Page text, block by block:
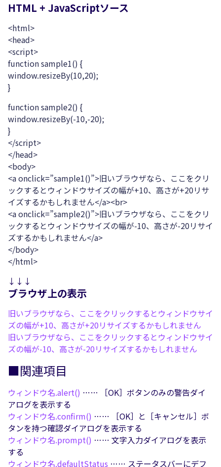
HTML + JavaScriptソース
<html>
<head>
<script>
function sample1() {
window.resizeBy(10,20);
}
function sample2() {
window.resizeBy(-10,-20);
}
</script>
</head>
<body>
<a onclick=”sample1()”>旧いブラウザなら、ここをクリ
ックするとウィンドウサイズの幅が+10、高さが+20リサ
イズするかもしれません</a><br>
<a onclick=”sample2()”>旧いブラウザなら、ここをクリ
ックするとウィンドウサイズの幅が-10、高さが-20リサイ
ズするかもしれません</a>
</body>
</html>
↓↓↓
ブラウザ上の表示
旧いブラウザなら、ここをクリックするとウィンドウサイ
ズの幅が+10、高さが+20リサイズするかもしれません
旧いブラウザなら、ここをクリックするとウィンドウサイ
ズの幅が-10、高さが-20リサイズするかもしれません
■関連項目
ウィンドウ名.alert() …… ［OK］ボタンのみの警告ダイ
アログを表示する
ウィンドウ名.confirm() …… ［OK］と［キャンセル］ボ
タンを持つ確認ダイアログを表示する
ウィンドウ名.prompt() …… 文字入力ダイアログを表示
する
ウィンドウ名.defaultStatus …… ステータスバーにデフ